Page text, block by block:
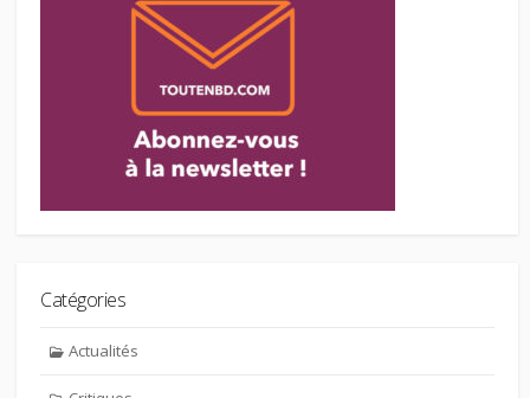
Catégories
Actualités